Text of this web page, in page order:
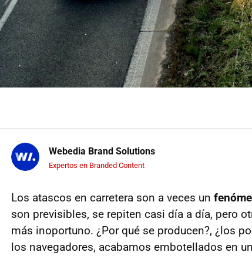
Webedia Brand Solutions
Expertos en Branded Content
Los atascos en carretera son a veces un
son previsibles, se repiten casi día a día, pero
más inoportuno. ¿Por qué se producen?, ¿los
los navegadores, acabamos embotellados en